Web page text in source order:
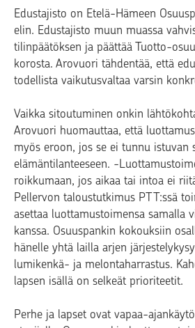
Edustajisto on Etelä-Hämeen
elin. Edustajisto muun muassa
tilinpäätöksen ja päättää Tuotto-
korosta. Arovuori tähdentää, että
todellista vaikutusvaltaa varsin
Vaikka sitoutuminen onkin
Arovuori huomauttaa, että
myös eroon, jos se ei tunnu istuvan
elämäntilanteeseen. -
roikkumaan, jos aikaa tai intoa ei
Pellervon taloustutkimus PTT:ssä
asettaa luottamustoimensa samalla
kanssa. Osuuspankin kokouksiin
hänelle yhtä lailla arjen
lumikenkä- ja melontaharrastus.
lapsen isällä on selkeät prioriteetit.
Perhe ja lapset ovat vapaa-